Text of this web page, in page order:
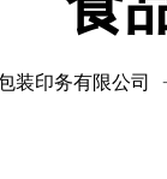
装印务有限公司